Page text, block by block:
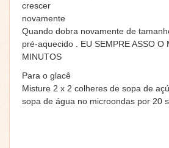
crescer
novamente
Quando dobra novamente de
pré-aquecido . EU SEMPRE ASSO O
MINUTOS
Para o glacê
Misture 2 x 2 colheres de sopa de
sopa de água no microondas por 20